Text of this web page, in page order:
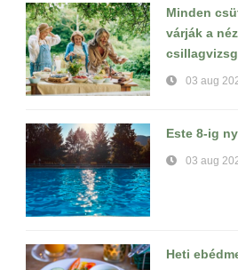
Minden
várják a
03 aug
Este 8-ig
03 aug
Heti